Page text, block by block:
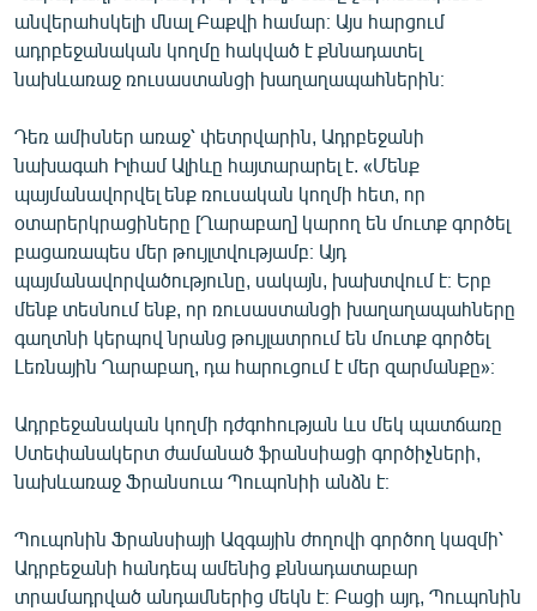
անվերահսկելի մնալ Բաքվի համար։ Այս հարցում
ադրբեջանական կողմը հակված է քննադատել
նախևառաջ ռուսաստանցի խաղաղապահներին։
Դեռ ամիսներ առաջ՝ փետրվարին, Ադրբեջանի
նախագահ Իլհամ Ալիևը հայտարարել է. «Մենք
պայմանավորվել ենք ռուսական կողմի հետ, որ
օտարերկրացիները [Ղարաբաղ] կարող են մուտք գործել
բացառապես մեր թույլտվությամբ։ Այդ
պայմանավորվածությունը, սակայն, խախտվում է։ Երբ
մենք տեսնում ենք, որ ռուսաստանցի խաղաղապահները
գաղտնի կերպով նրանց թույլատրում են մուտք գործել
Լեռնային Ղարաբաղ, դա հարուցում է մեր զարմանքը»։
Ադրբեջանական կողմի դժգոհության ևս մեկ պատճառը
Ստեփանակերտ ժամանած ֆրանսիացի գործիչների,
նախևառաջ Ֆրանսուա Պուպոնիի անձն է։
Պուպոնին Ֆրանսիայի Ազգային ժողովի գործող կազմի՝
Ադրբեջանի հանդեպ ամենից քննադատաբար
տրամադրված անդամներից մեկն է։ Բացի այդ, Պուպոնին